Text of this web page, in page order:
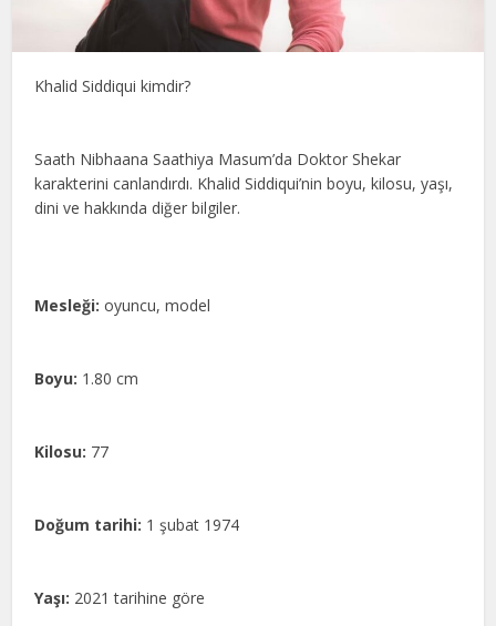
Khalid Siddiqui kimdir?
Saath Nibhaana Saathiya Masum’da Doktor Shekar
karakterini canlandırdı. Khalid Siddiqui’nin boyu, kilosu, yaşı,
dini ve hakkında diğer bilgiler.
Mesleği: oyuncu, model
Boyu: 1.80 cm
Kilosu: 77
Doğum tarihi: 1 şubat 1974
Yaşı: 2021 tarihine göre